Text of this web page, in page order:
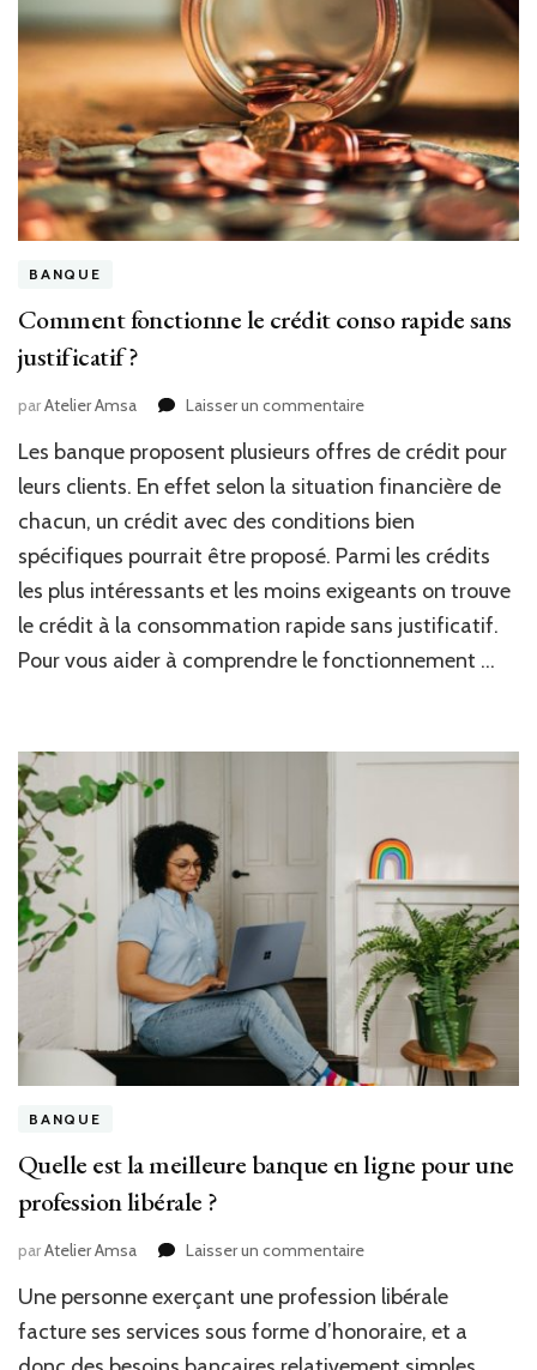
BANQUE
Comment fonctionne le crédit conso rapide sans
justificatif ?
parAtelier Amsa Laisser un commentairesur
fonctionne
le
conso
rapide
justificatif
?
Les banque proposent plusieurs offres de crédit pour
leurs clients. En effet selon la situation financière de
chacun, un crédit avec des conditions bien
spécifiques pourrait être proposé. Parmi les crédits
les plus intéressants et les moins exigeants on trouve
le crédit à la consommation rapide sans justificatif.
Pour vous aider à comprendre le fonctionnement …
BANQUE
Quelle est la meilleure banque en ligne pour une
profession libérale ?
parAtelier Amsa Laisser un commentairesur
est
la
Une personne exerçant une profession libérale
facture ses services sous forme d’honoraire, et a